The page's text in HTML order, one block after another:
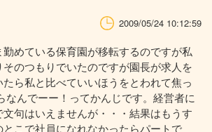
2009/05/24 10:12:59
めている保育園が移転するのですが私
のつもりでいたのですが園長が求人を
ら私と比べていいほうをとわれて焦っ
なんでーー！ってかんじです。経営者に
句はいえませんが・・・結果はもうす
とこで社員になれなかったらパートで